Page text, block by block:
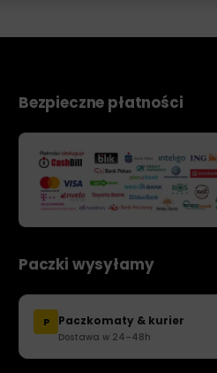
Bezpieczne płatności
Paczki wysyłamy
P Paczkomaty & kurier
Dostawa w 24–48h